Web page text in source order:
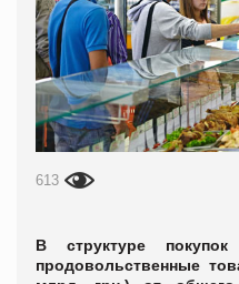
613
В структуре
продовольственные